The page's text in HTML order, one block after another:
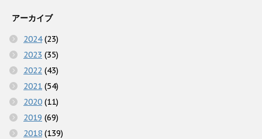
アーカイブ
2024(23)
2023 (35)
2022 (43)
2021 (54)
2020 (11)
2019 (69)
2018 (139)